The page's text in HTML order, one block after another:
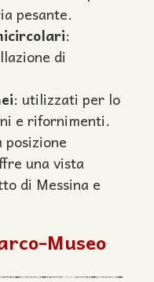
pesante.
:
di
: utilizzati per lo
e rifornimenti.
posizione
una vista
di Messina e
Museo